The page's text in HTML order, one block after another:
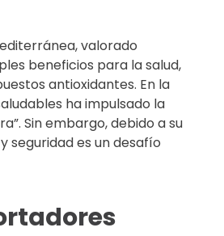
valorado
beneficios para la salud,
antioxidantes. En la
ha impulsado la
Sin embargo, debido a su
seguridad es un desafío